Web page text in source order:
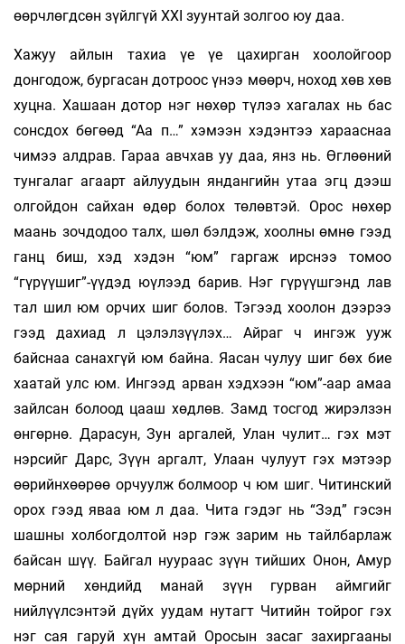
өөрчлөгдсөн зүйлгүй ХХI зуунтай золгоо юу даа.
Хажуу айлын тахиа үе үе цахирган хоолойгоор
донгодож, бургасан дотроос үнээ мөөрч, ноход хөв хөв
хуцна. Хашаан дотор нэг нөхөр түлээ хагалах нь бас
сонсдох бөгөөд “Аа п…” хэмээн хэдэнтээ харааснаа
чимээ алдрав. Гараа авчхав уу даа, янз нь. Өглөөний
тунгалаг агаарт айлуудын яндангийн утаа эгц дээш
олгойдон сайхан өдөр болох төлөвтэй. Орос нөхөр
маань зочдодоо талх, шөл бэлдэж, хоолны өмнө гээд
ганц биш, хэд хэдэн “юм” гаргаж ирснээ томоо
“гүрүүшиг”-үүдэд юүлээд барив. Нэг гүрүүшгэнд лав
тал шил юм орчих шиг болов. Тэгээд хоолон дээрээ
гээд дахиад л цэлэлзүүлэх… Айраг ч ингэж ууж
байснаа санахгүй юм байна. Яасан чулуу шиг бөх бие
хаатай улс юм. Ингээд арван хэдхээн “юм”-аар амаа
зайлсан болоод цааш хөдлөв. Замд тосгод жирэлзэн
өнгөрнө. Дарасун, Зун аргалей, Улан чулит… гэх мэт
нэрсийг Дарс, Зүүн аргалт, Улаан чулуут гэх мэтээр
өөрийнхөөрөө орчуулж болмоор ч юм шиг. Читинский
орох гээд яваа юм л даа. Чита гэдэг нь “Зэд” гэсэн
шашны холбогдолтой нэр гэж зарим нь тайлбарлаж
байсан шүү. Байгал нуураас зүүн тийших Онон, Амур
мөрний хөндийд манай зүүн гурван аймгийг
нийлүүлсэнтэй дүйх уудам нутагт Читийн тойрог гэх
нэг сая гаруй хүн амтай Оросын засаг захиргааны